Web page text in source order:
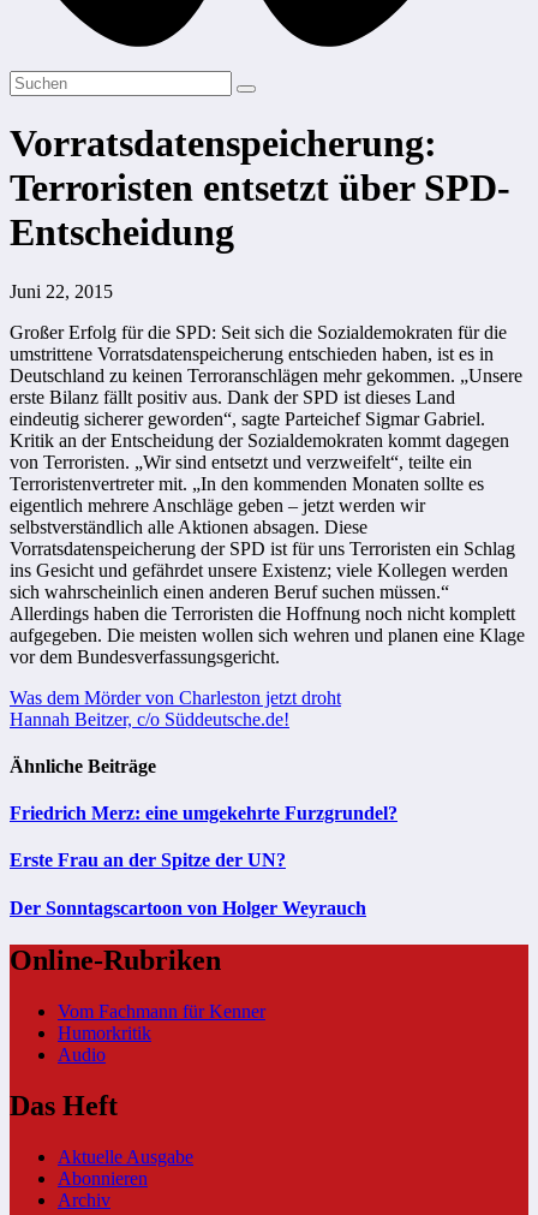
Vorratsdatenspeicherung:
Terroristen entsetzt über SPD-
Entscheidung
Juni 22, 2015
Großer Erfolg für die SPD: Seit sich die Sozialdemokraten für die
umstrittene Vorratsdatenspeicherung entschieden haben, ist es in
Deutschland zu keinen Terroranschlägen mehr gekommen. „Unsere
erste Bilanz fällt positiv aus. Dank der SPD ist dieses Land
eindeutig sicherer geworden“, sagte Parteichef Sigmar Gabriel.
Kritik an der Entscheidung der Sozialdemokraten kommt dagegen
von Terroristen. „Wir sind entsetzt und verzweifelt“, teilte ein
Terroristenvertreter mit. „In den kommenden Monaten sollte es
eigentlich mehrere Anschläge geben – jetzt werden wir
selbstverständlich alle Aktionen absagen. Diese
Vorratsdatenspeicherung der SPD ist für uns Terroristen ein Schlag
ins Gesicht und gefährdet unsere Existenz; viele Kollegen werden
sich wahrscheinlich einen anderen Beruf suchen müssen.“
Allerdings haben die Terroristen die Hoffnung noch nicht komplett
aufgegeben. Die meisten wollen sich wehren und planen eine Klage
vor dem Bundesverfassungsgericht.
Beitragsnavigation
Was dem Mörder von Charleston jetzt droht
Hannah Beitzer, c/o Süddeutsche.de!
Ähnliche Beiträge
Friedrich Merz: eine umgekehrte Furzgrundel?
Erste Frau an der Spitze der UN?
Der Sonntagscartoon von Holger Weyrauch
Online-Rubriken
Vom Fachmann für Kenner
Humorkritik
Audio
Das Heft
Aktuelle Ausgabe
Abonnieren
Archiv